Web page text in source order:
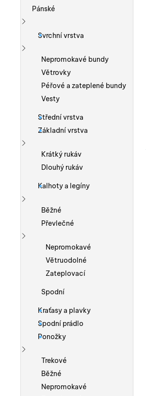
Pánské
Zobrazit více
Svrchní vrstva
Zobrazit více
Nepromokavé bundy
Větrovky
Péřové a zateplené bundy
Vesty
Střední vrstva
Základní vrstva
Zobrazit více
Krátký rukáv
Dlouhý rukáv
Kalhoty a legíny
Zobrazit více
Běžné
Převlečné
Zobrazit více
Nepromokavé
Větruodolné
Zateplovací
Spodní
Kraťasy a plavky
Spodní prádlo
Ponožky
Zobrazit více
Trekové
Běžné
Nepromokavé